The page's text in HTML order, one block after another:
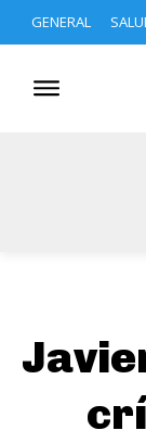
GENERAL